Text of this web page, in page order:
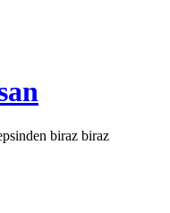
biraz biraz